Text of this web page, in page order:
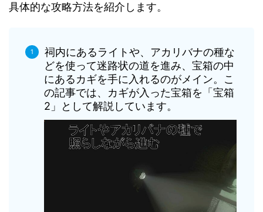
具体的な攻略方法を紹介します。
祠内にあるライトや、アカリバナの種な
どを使って迷路状の道を進み、宝箱の中
にあるカギを手に入れるのがメイン。こ
の記事では、カギが入った宝箱を「宝箱
2」として解説しています。